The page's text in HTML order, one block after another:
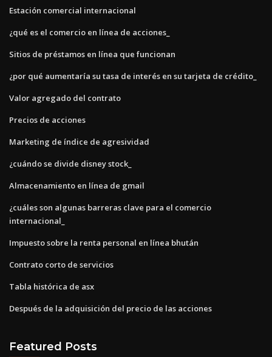
Estación comercial internacional
¿qué es el comercio en línea de acciones_
Sitios de préstamos en línea que funcionan
¿por qué aumentaría su tasa de interés en su tarjeta de crédito_
Valor agregado del contrato
Precios de acciones
Marketing de índice de agresividad
¿cuándo se divide disney stock_
Almacenamiento en línea de gmail
¿cuáles son algunas barreras clave para el comercio
internacional_
Impuesto sobre la renta personal en línea bhután
Contrato corto de servicios
Tabla histórica de asx
Después de la adquisición del precio de las acciones
Featured Posts